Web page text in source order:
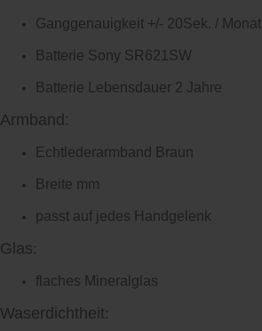
Ganggenauigkeit +/- 20Sek. / Monat
Batterie Sony SR621SW
Batterie Lebensdauer 2 Jahre
Armband:
Echtlederarmband Braun
Breite mm
passt auf jedes Handgelenk
Glas:
flaches Mineralglas
Waserdichtheit: